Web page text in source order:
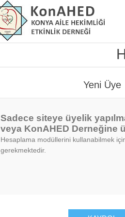
Yeni Üye
Sadece siteye üyelik
veya KonAHED Derneğine
Hesaplama modüllerini kullanabilmek
gerekmektedir.